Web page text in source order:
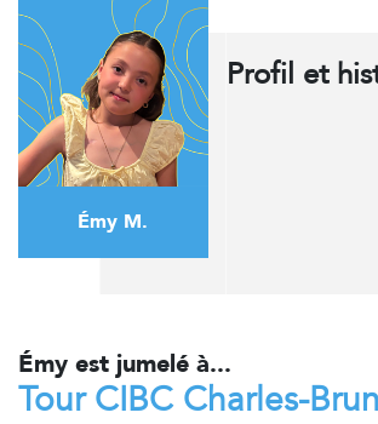
Émy M.
Profil et
Émy est jumelé à...
Tour CIBC Charles-